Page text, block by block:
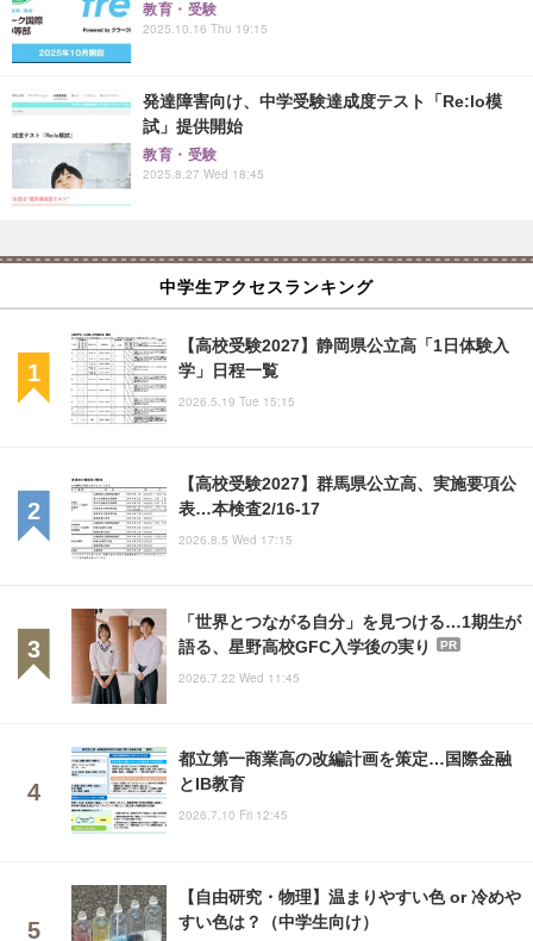
教育・受験
2025.10.16 Thu 19:15
発達障害向け、中学受験達成度テスト「Re:lo模
試」提供開始
教育・受験
2025.8.27 Wed 18:45
中学生アクセスランキング
【高校受験2027】静岡県公立高「1日体験入
学」日程一覧
2026.5.19 Tue 15:15
【高校受験2027】群馬県公立高、実施要項公
表…本検査2/16-17
2026.8.5 Wed 17:15
「世界とつながる自分」を見つける…1期生が
語る、星野高校GFC入学後の実り
PR
2026.7.22 Wed 11:45
都立第一商業高の改編計画を策定…国際金融
とIB教育
2026.7.10 Fri 12:45
【自由研究・物理】温まりやすい色 or 冷めや
すい色は？（中学生向け）